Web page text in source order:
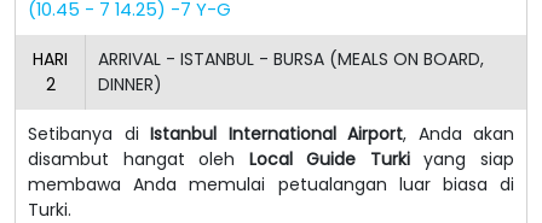
(10.45 - 7 14.25) -7 Y-G
HARI
2
ARRIVAL - ISTANBUL - BURSA (MEALS ON BOARD,
DINNER)
Setibanya di Istanbul International Airport, Anda akan
disambut hangat oleh Local Guide Turkiyang siap
membawa Anda memulai petualangan luar biasa di
Turki.